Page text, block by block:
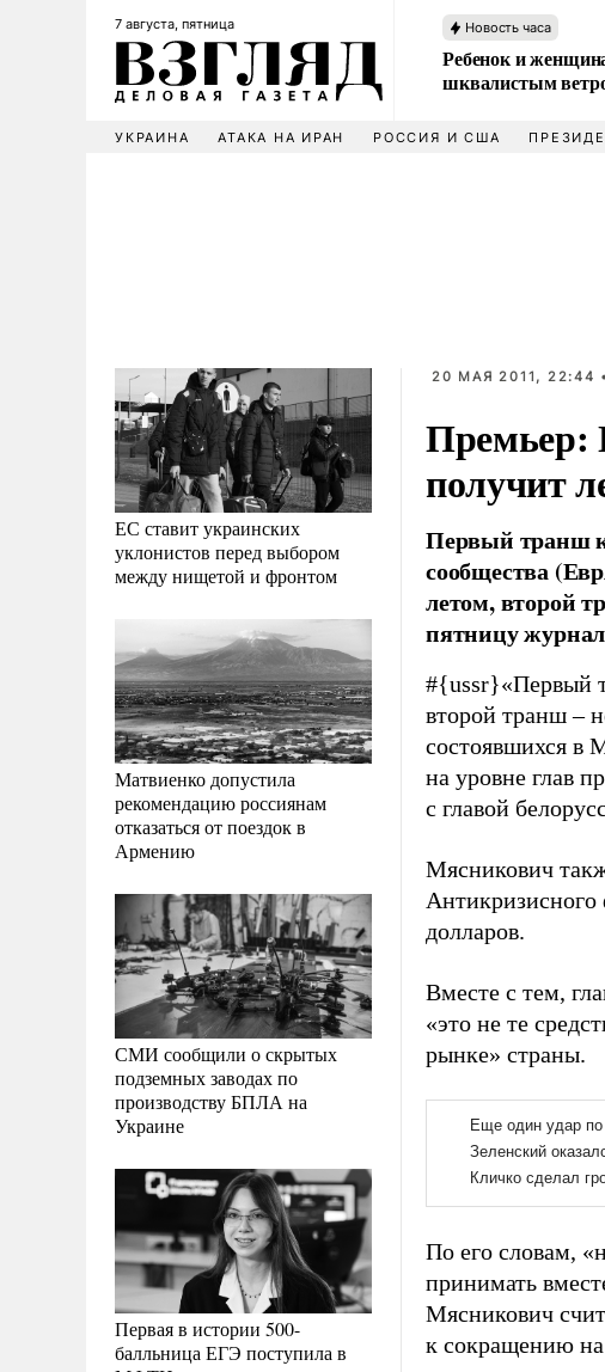
7 августа, пятница Новость часа
Ребенок и
шквалистым
УКРАИНА АТАКА НА ИРАН РОССИЯ И США
ЕС ставит украинских
уклонистов перед выбором
между нищетой и фронтом
Матвиенко допустила
рекомендацию россиянам
отказаться от поездок в
Армению
СМИ сообщили о скрытых
подземных заводах по
производству БПЛА на
Украине
Первая в истории 500-
балльница ЕГЭ поступила в
20 МАЯ 2011, 22:44
Премьер:
получит
Первый транш
сообщества
летом, второй
пятницу
#{ussr}«Первый
второй транш –
состоявшихся в
на уровне глав
с главой
Мясникович
долларов.
Вместе с тем,
«это не те
рынке» страны.
По его словам,
принимать
Мясникович
к сокращению